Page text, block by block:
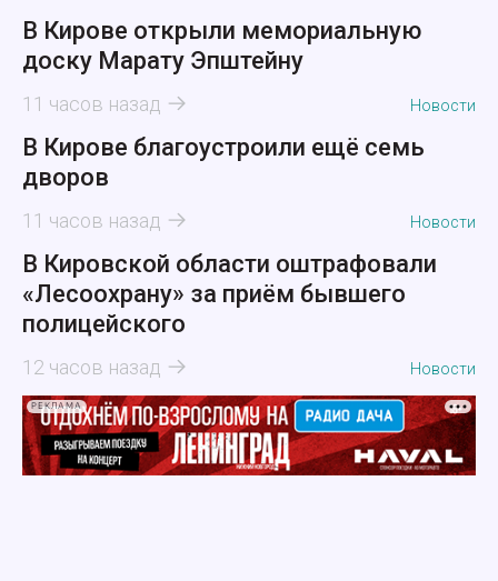
В Кирове открыли мемориальную
доску Марату Эпштейну
11 часов назад Новости
В Кирове благоустроили ещё семь
дворов
11 часов назад Новости
В Кировской области оштрафовали
«Лесоохрану» за приём бывшего
полицейского
12 часов назад Новости
РЕКЛАМА